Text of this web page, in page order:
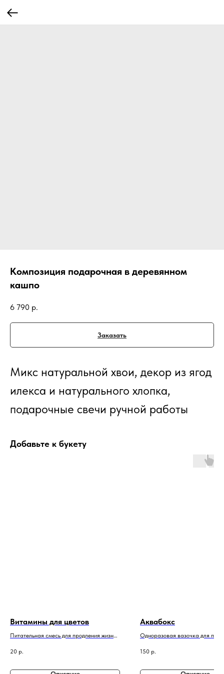
Композиция подарочная в деревянном
кашпо
6 790 р.
Заказать
Микс натуральной хвои, декор из ягод
илекса и натурального хлопка,
подарочные свечи ручной работы
Добавьте к букету
Витамины для цветов
Питательная смесь для продления жизни.
20 р.
Аквабокс
Одноразовая вазочка для
150 р.